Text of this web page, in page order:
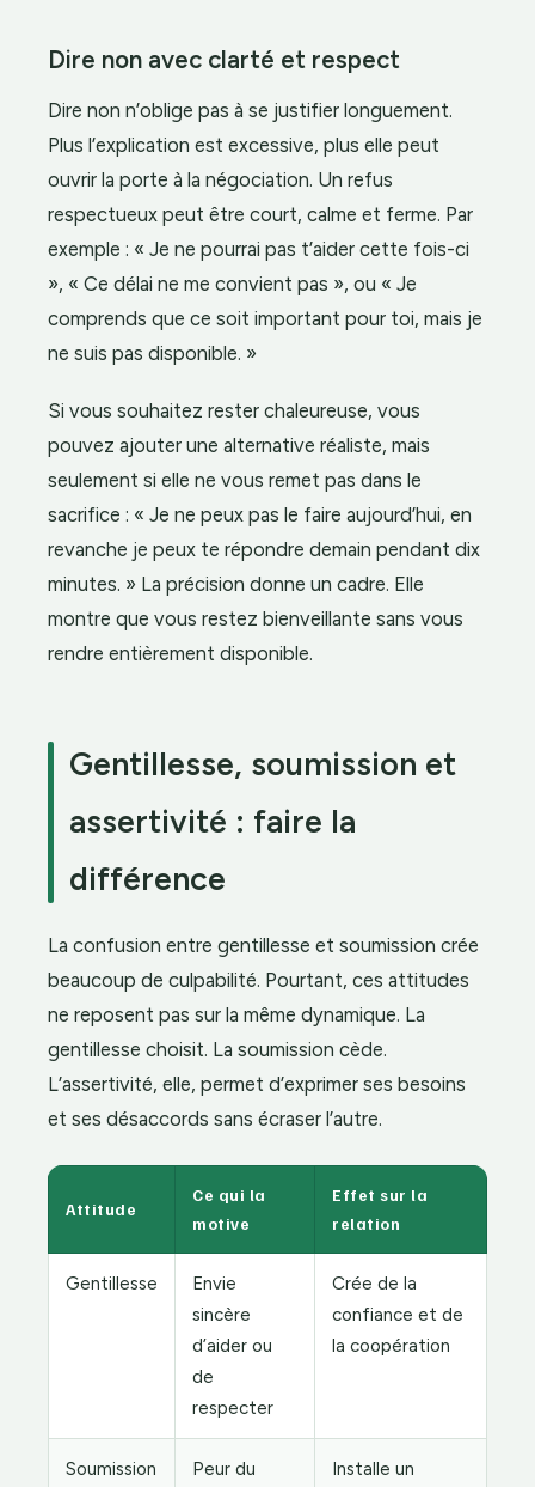
Dire non avec clarté et respect
Dire non n’oblige pas à se justifier longuement.
Plus l’explication est excessive, plus elle peut
ouvrir la porte à la négociation. Un refus
respectueux peut être court, calme et ferme. Par
exemple : « Je ne pourrai pas t’aider cette fois-ci
», « Ce délai ne me convient pas », ou « Je
comprends que ce soit important pour toi, mais je
ne suis pas disponible. »
Si vous souhaitez rester chaleureuse, vous
pouvez ajouter une alternative réaliste, mais
seulement si elle ne vous remet pas dans le
sacrifice : « Je ne peux pas le faire aujourd’hui, en
revanche je peux te répondre demain pendant dix
minutes. » La précision donne un cadre. Elle
montre que vous restez bienveillante sans vous
rendre entièrement disponible.
Gentillesse, soumission et
assertivité : faire la
différence
La confusion entre gentillesse et soumission crée
beaucoup de culpabilité. Pourtant, ces attitudes
ne reposent pas sur la même dynamique. La
gentillesse choisit. La soumission cède.
L’assertivité, elle, permet d’exprimer ses besoins
et ses désaccords sans écraser l’autre.
Attitude
Ce qui la
motive
Effet sur la
relation
Gentillesse
Envie
sincère
d’aider ou
de
respecter
Crée de la
confiance et de
la coopération
Soumission
Peur du
Installe un